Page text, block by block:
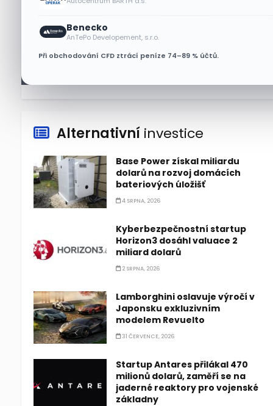
Benecko
AnTePo Developement, s.r.o.
Při obchodování CFD ztrácí peníze 74–89 % účtů.
nejhoršímu výprodeji
Alternativní investice
Base Power získal miliardu
dolarů na rozvoj domácích
bateriových úložišť
4 SRPNA, 2026
Kyberbezpečnostní startup
Horizon3 dosáhl valuace 2
miliard dolarů
2 SRPNA, 2026
Lamborghini oslavuje výročí v
Japonsku exkluzivním
modelem Revuelto
31 ČERVENCE, 2026
Startup Antares přilákal 470
milionů dolarů, zaměří se na
jaderné reaktory pro vojenské
základny